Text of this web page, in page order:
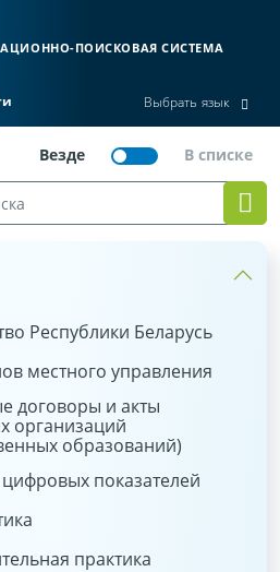
ПОИСКОВАЯ СИСТЕМА
Выбрать язык
Республики Беларусь
местного управления
договоры и акты
организаций
образований)
показателей
практика